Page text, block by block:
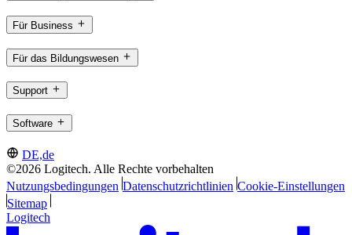
Für Business
Für das Bildungswesen
Support
Software
DE,de
©2026 Logitech. Alle Rechte vorbehalten
Nutzungsbedingungen Datenschutzrichtlinien Cookie-Einstellungen
Sitemap
Logitech